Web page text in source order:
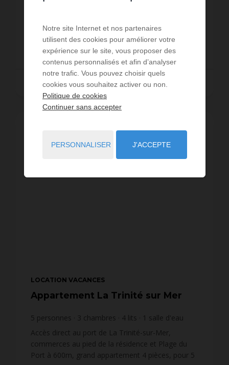
personnes, situé dans la r...
DÈS / PAR SEMAINE
Lire la suite
LOCATION VACANCES
Appartement La Trinité sur Mer
5 personnes 3 chambres 4 lits 1 salle d'eau
salle de bain
Accès direct au port de La Trinité-sur-Mer,
commerces au pied de la résidence et Plage du
Port à 600m, grand appartement 4 pièces, pour 5
Notre site Internet et nos partenaires
utilisent des cookies pour améliorer votre
expérience sur le site, vous proposer des
contenus personnalisés et afin d’analyser
notre trafic. Vous pouvez choisir quels
cookies vous souhaitez activer ou non.
Politique de cookies
Continuer sans accepter
PERSONNALISER J'ACCEPTE